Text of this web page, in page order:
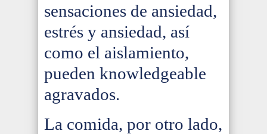
sensaciones de ansiedad,
estrés y ansiedad, así
como el aislamiento,
pueden knowledgeable
agravados.
La comida, por otro lado,